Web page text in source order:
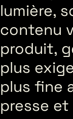
lumière,
contenu
produit,
plus
plus fine
presse